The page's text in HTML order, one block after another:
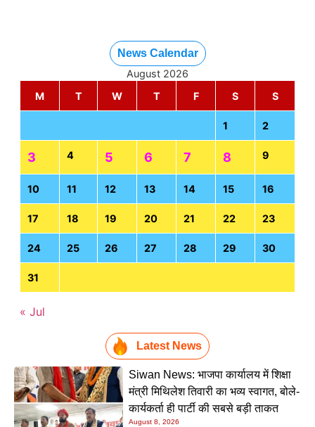
News Calendar
August 2026
M
T W T F S S
1 2
3 4 5 6 7 8 9
10 11 12 13 14 15 16
17 18 19 20 21 22 23
24 25 26 27 28 29 30
31
« Jul
Latest News
Siwan News: भाजपा कार्यालय में शिक्षा
मंत्री मिथिलेश तिवारी का भव्य स्वागत, बोले-
कार्यकर्ता ही पार्टी की सबसे बड़ी ताकत
August 8, 2026